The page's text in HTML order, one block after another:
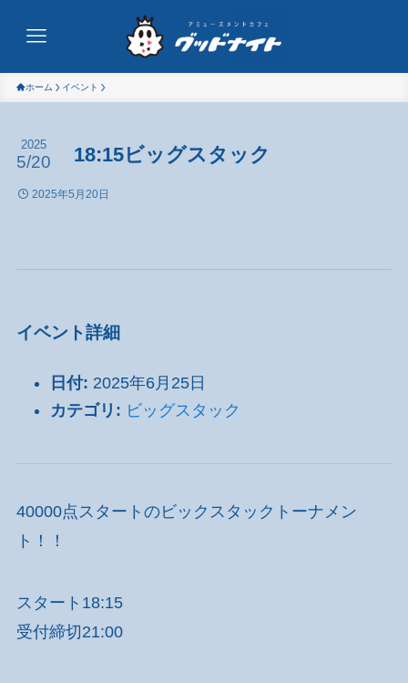
ホーム イベント
18:15ビッグスタック
2025
5/20
2025年5月20日
イベント詳細
日付: 2025年6月25日
カテゴリ: ビッグスタック
40000点スタートのビックスタックトーナメン
ト！！
スタート18:15
受付締切21:00